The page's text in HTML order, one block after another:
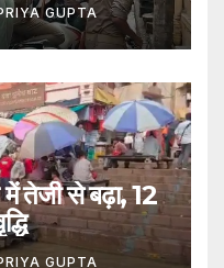
GUPTA
तेजी से बढ़ा, 12
GUPTA